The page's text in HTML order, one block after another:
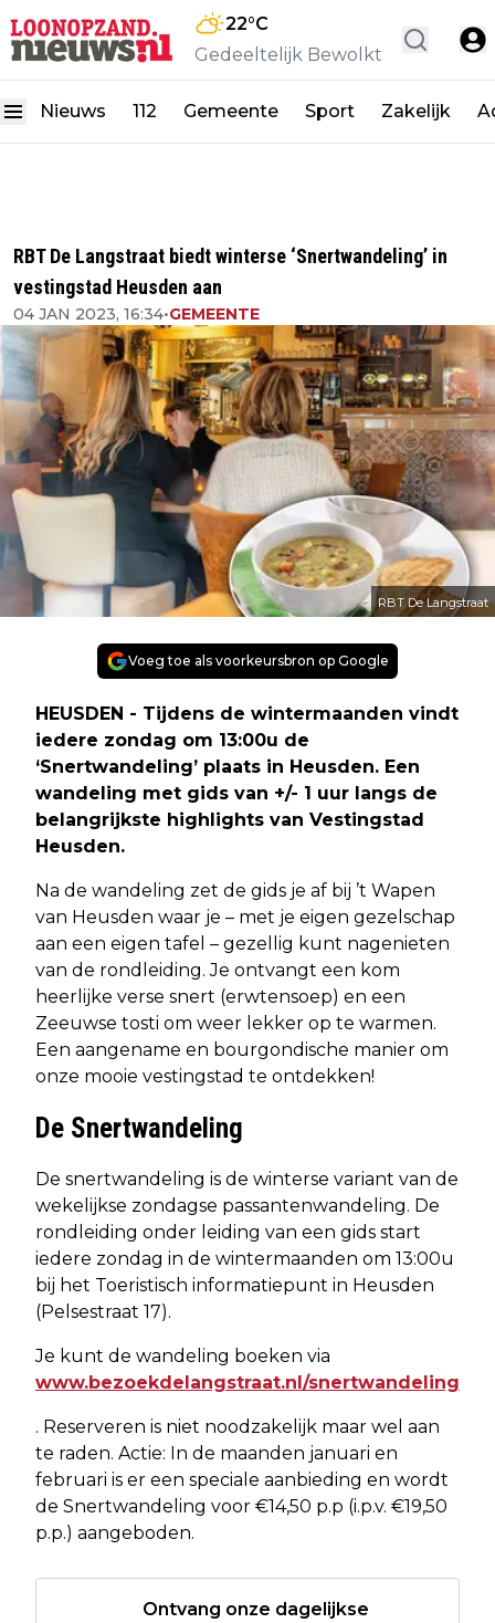
22°C
Gedeeltelijk Bewolkt
Nieuws 112 Gemeente Sport Zakelijk
RBT De Langstraat biedt winterse ‘Snertwandeling’ in
vestingstad Heusden aan
04 JAN 2023, 16:34•GEMEENTE
RBT De Langstraat
Voeg toe als voorkeursbron op Google
HEUSDEN - Tijdens de wintermaanden vindt
iedere zondag om 13:00u de
‘Snertwandeling’ plaats in Heusden. Een
wandeling met gids van +/- 1 uur langs de
belangrijkste highlights van Vestingstad
Heusden.
Na de wandeling zet de gids je af bij ’t Wapen
van Heusden waar je – met je eigen gezelschap
aan een eigen tafel – gezellig kunt nagenieten
van de rondleiding. Je ontvangt een kom
heerlijke verse snert (erwtensoep) en een
Zeeuwse tosti om weer lekker op te warmen.
Een aangename en bourgondische manier om
onze mooie vestingstad te ontdekken!
De Snertwandeling
De snertwandeling is de winterse variant van de
wekelijkse zondagse passantenwandeling. De
rondleiding onder leiding van een gids start
iedere zondag in de wintermaanden om 13:00u
bij het Toeristisch informatiepunt in Heusden
(Pelsestraat 17).
Je kunt de wandeling boeken via
www.bezoekdelangstraat.nl/snertwandeling
. Reserveren is niet noodzakelijk maar wel aan
te raden. Actie: In de maanden januari en
februari is er een speciale aanbieding en wordt
de Snertwandeling voor €14,50 p.p (i.p.v. €19,50
p.p.) aangeboden.
Ontvang onze dagelijkse